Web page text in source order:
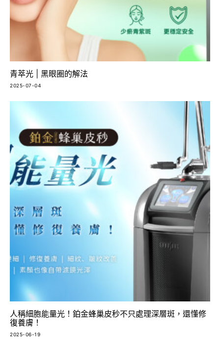
青萃光 | 黑眼圈的解法
2025-07-04
人稱細胞能量光！鉑金蜂巢皮秒不只處理深層斑，還懂修
復養膚！
2025-06-19